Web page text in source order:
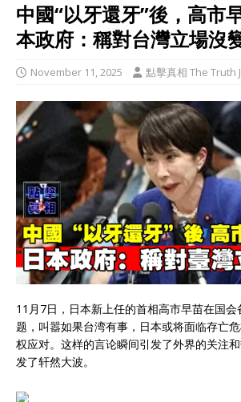
中國“以牙還牙”後，高市
本政府：稱對台灣立場沒
November 11, 2025 點擊真相 The Truth
11月7日，日本新上任的首相高市早苗在国会
题，叫嚣如果台湾有事，日本或将面临存亡
权应对。这样的言论瞬间引发了外界的关注
发了轩然大波。